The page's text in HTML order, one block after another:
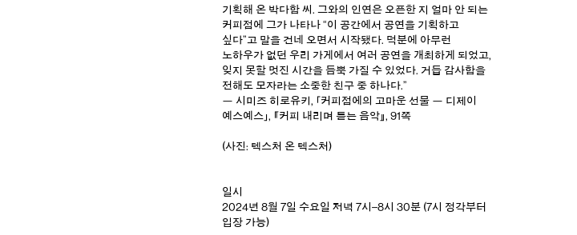
기획해 온 박다함 씨. 그와의 인연은 오픈한 지 얼마 안 되는
커피점에 그가 나타나 “이 공간에서 공연을 기획하고
싶다”고 말을 건네 오면서 시작됐다. 덕분에 아무런
노하우가 없던 우리 가게에서 여러 공연을 개최하게 되었고,
잊지 못할 멋진 시간을 듬뿍 가질 수 있었다. 거듭 감사함을
전해도 모자라는 소중한 친구 중 하나다.”
— 시미즈 히로유키, 「커피점에의 고마운 선물 — 디제이
예스예스」,
『커피 내리며 듣는 음악』 , 91쪽
(사진: 텍스처 온 텍스처)
일시
2024년 8월 7일 수요일 저녁 7시–8시 30분 (7시 정각부터
입장 가능)